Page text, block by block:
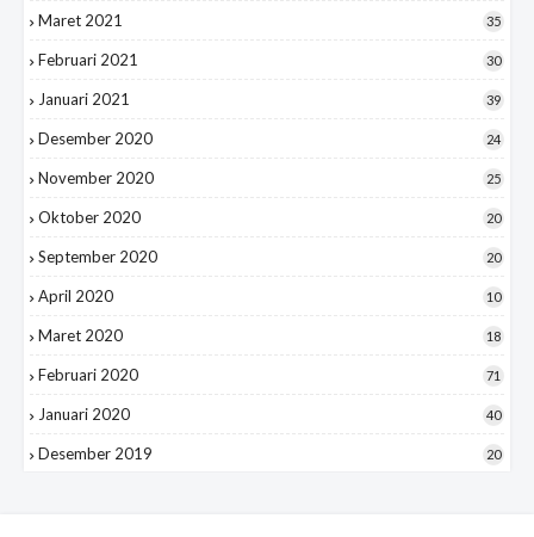
Maret 2021 35
Februari 2021 30
Januari 2021 39
Desember 2020 24
November 2020 25
Oktober 2020 20
September 2020 20
April 2020 10
Maret 2020 18
Februari 2020 71
Januari 2020 40
Desember 2019 20